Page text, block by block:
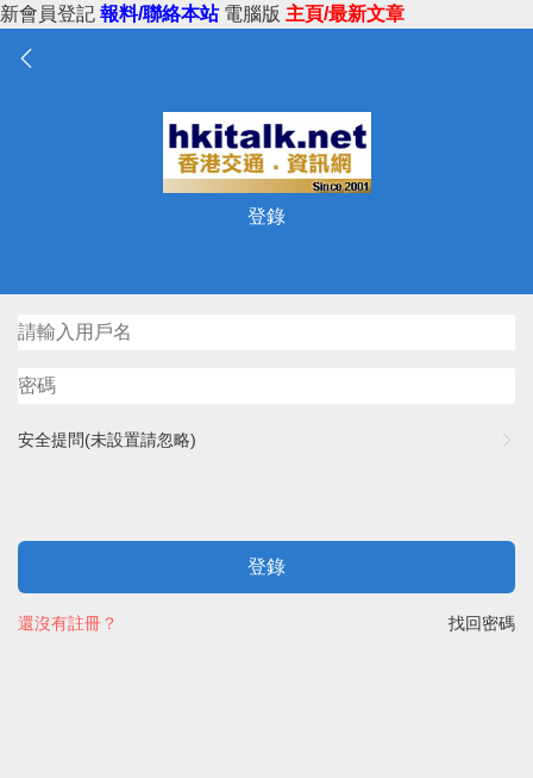
新會員登記 報料/聯絡本站 電腦版 主頁/最新文章
登錄
安全提問(未設置請忽略)
登錄
找回密碼
還沒有註冊？